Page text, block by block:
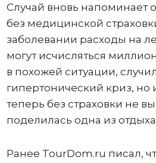
Случай вновь напоминает
без медицинской
заболевании расходы на
могут исчисляться
в похожей ситуации,
гипертонический криз, но
теперь без страховки не
поделилась одна из
Ранее TourDom.ru писал,